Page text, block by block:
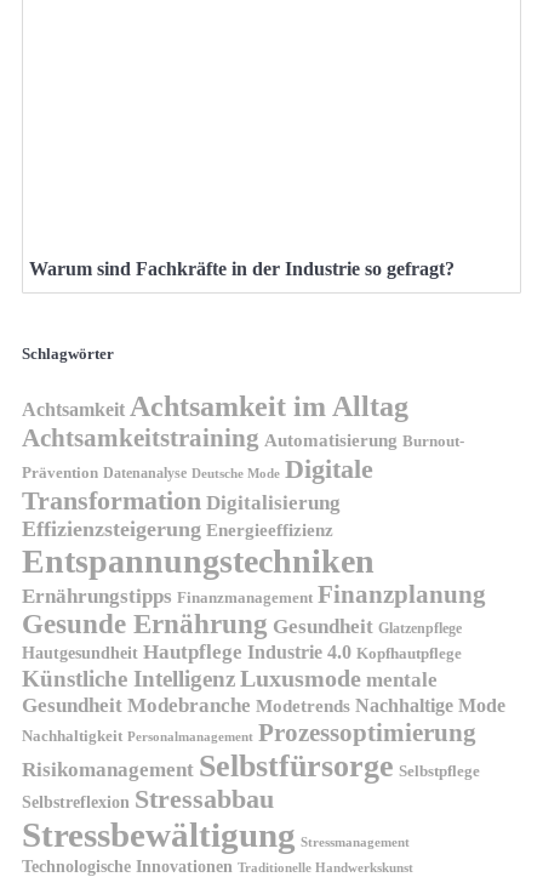
Warum sind Fachkräfte in der Industrie so gefragt?
Schlagwörter
Achtsamkeit Achtsamkeit im Alltag
Achtsamkeitstraining Automatisierung Burnout-
Prävention Datenanalyse Deutsche Mode Digitale
Transformation Digitalisierung
Effizienzsteigerung Energieeffizienz
Entspannungstechniken
Ernährungstipps Finanzmanagement Finanzplanung
Gesunde Ernährung Gesundheit Glatzenpflege
Hautgesundheit Hautpflege Industrie 4.0 Kopfhautpflege
Künstliche IntelligenzLuxusmode mentale
Gesundheit Modebranche Modetrends Nachhaltige Mode
Nachhaltigkeit Personalmanagement Prozessoptimierung
Risikomanagement Selbstfürsorge Selbstpflege
Selbstreflexion Stressabbau
Stressbewältigung Stressmanagement
Technologische Innovationen Traditionelle Handwerkskunst